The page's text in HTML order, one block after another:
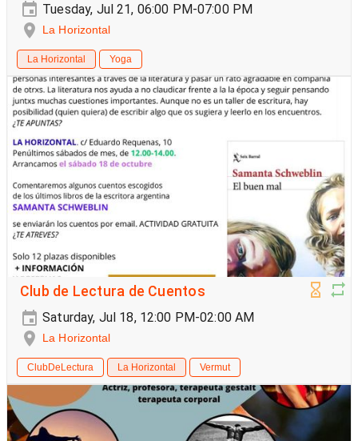
Tuesday, Jul 21, 06:00 PM-07:00 PM
La Horizontal
La Horizontal Yoga
Club de Lectura de Cuentos
Saturday, Jul 18, 12:00 PM-02:00 AM
La Horizontal
ClubDeLectura La Horizontal Vermut